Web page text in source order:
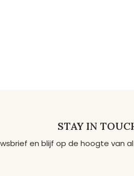
STAY IN
en blijf op de hoogte van